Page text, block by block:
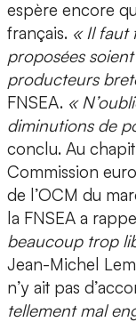
espère encore
français. « Il faut
proposées
producteurs
FNSEA. «
diminutions de
conclu. Au
Commission
de l’OCM du
la FNSEA a
beaucoup trop
Jean-Michel
n’y ait pas
tellement mal